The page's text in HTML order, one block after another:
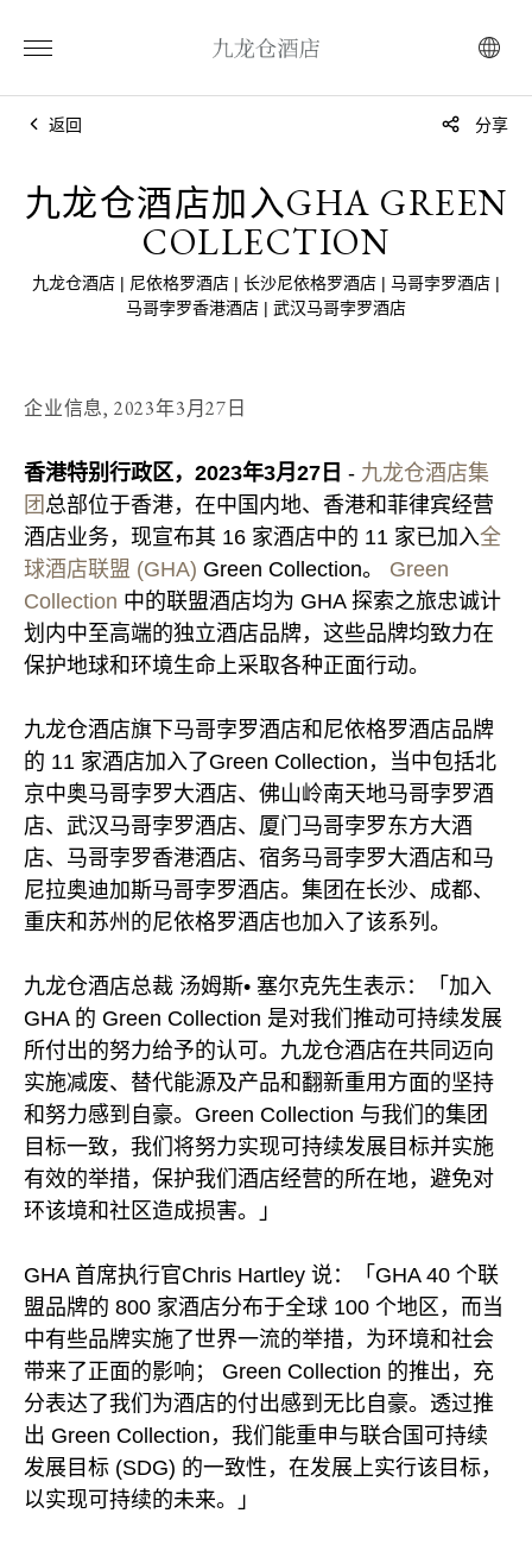
返回 分享
九龙仓酒店加入GHA GREEN
COLLECTION
九龙仓酒店 | 尼依格罗酒店 | 长沙尼依格罗酒店 | 马哥孛罗酒店 |
马哥孛罗香港酒店 | 武汉马哥孛罗酒店
企业信息, 2023年3月27日
香港特别行政区，2023年3月27日 - 九龙仓酒店集
团 总部位于香港，在中国内地、香港和菲律宾经营
酒店业务，现宣布其 16 家酒店中的 11 家已加入全
球酒店联盟 (GHA) Green Collection。 Green
Collection 中的联盟酒店均为 GHA 探索之旅忠诚计
划内中至高端的独立酒店品牌，这些品牌均致力在
保护地球和环境生命上采取各种正面行动。
九龙仓酒店旗下马哥孛罗酒店和尼依格罗酒店品牌
的 11 家酒店加入了Green Collection，当中包括北
京中奥马哥孛罗大酒店、佛山岭南天地马哥孛罗酒
店、武汉马哥孛罗酒店、厦门马哥孛罗东方大酒
店、马哥孛罗香港酒店、宿务马哥孛罗大酒店和马
尼拉奥迪加斯马哥孛罗酒店。集团在长沙、成都、
重庆和苏州的尼依格罗酒店也加入了该系列。
九龙仓酒店总裁 汤姆斯• 塞尔克先生表示：「加入
GHA 的 Green Collection 是对我们推动可持续发展
所付出的努力给予的认可。九龙仓酒店在共同迈向
实施减废、替代能源及产品和翻新重用方面的坚持
和努力感到自豪。Green Collection 与我们的集团
目标一致，我们将努力实现可持续发展目标并实施
有效的举措，保护我们酒店经营的所在地，避免对
环该境和社区造成损害。」
GHA 首席执行官Chris Hartley 说：「GHA 40 个联
盟品牌的 800 家酒店分布于全球 100 个地区，而当
中有些品牌实施了世界一流的举措，为环境和社会
带来了正面的影响； Green Collection 的推出，充
分表达了我们为酒店的付出感到无比自豪。透过推
出 Green Collection，我们能重申与联合国可持续
发展目标 (SDG) 的一致性，在发展上实行该目标，
以实现可持续的未来。」